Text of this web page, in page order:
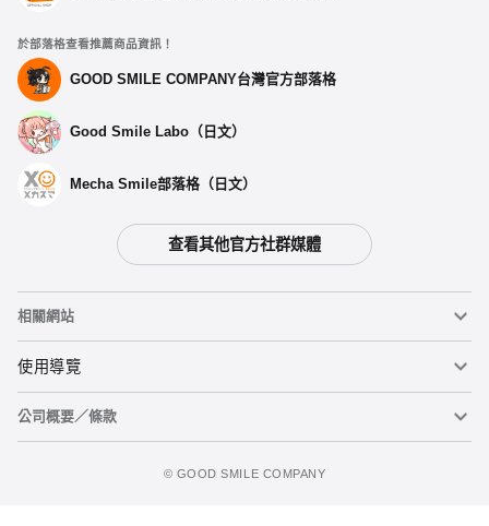
於部落格查看推薦商品資訊！
GOOD SMILE COMPANY台灣官方部落格
Good Smile Labo（日文）
Mecha Smile部落格（日文）
查看其他官方社群媒體
相關網站
黏土人
黏土人臉部製造機（英文）
使用導覽
重要公告
公司概要／條款
©️ GOOD SMILE COMPANY